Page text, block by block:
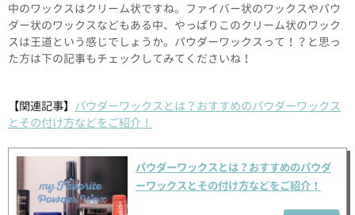
中のワックスはクリーム状ですね。ファイバー状のワックスやパウ
ダー状のワックスなどもある中、やっぱりこのクリーム状のワック
スは王道という感じでしょうか。パウダーワックスって！？と思っ
た方は下の記事もチェックしてみてくださいね！
【関連記事】 パウダーワックスとは？おすすめのパウダーワックス
とその付け方などをご紹介！
パウダーワックスとは？おすすめのパウダ
ーワックスとその付け方などをご紹介！